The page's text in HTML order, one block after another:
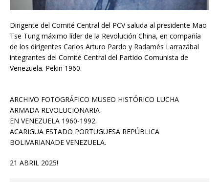
Dirigente del Comité Central del PCV saluda al presidente Mao
Tse Tung máximo líder de la Revolución China, en compañía
de los dirigentes Carlos Arturo Pardo y Radamés Larrazábal
integrantes del Comité Central del Partido Comunista de
Venezuela. Pekin 1960.
ARCHIVO FOTOGRÁFICO MUSEO HISTÓRICO LUCHA
ARMADA REVOLUCIONARIA
EN VENEZUELA 1960-1992.
ACARIGUA ESTADO PORTUGUESA REPÚBLICA
BOLIVARIANADE VENEZUELA.
21 ABRIL 2025!